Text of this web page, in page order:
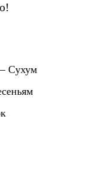
Сухум